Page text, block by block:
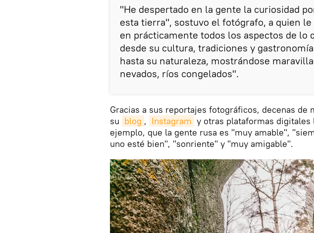
"He despertado en la gente la curiosidad
esta tierra", sostuvo el fotógrafo, a quien
en prácticamente todos los aspectos de lo
desde su cultura, tradiciones y
hasta su naturaleza, mostrándose
nevados, ríos congelados".
Gracias a sus reportajes fotográficos, decenas de
su blog , Instagram y otras plataformas digitales
ejemplo, que la gente rusa es "muy amable",
uno esté bien", "sonriente" y "muy amigable".